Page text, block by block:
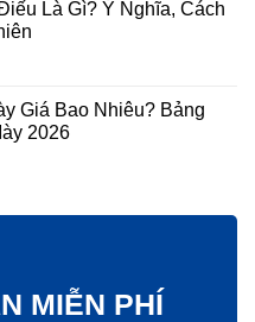
Là Gì? Ý Nghĩa, Cách
Giá Bao Nhiêu? Bảng
2026
MIỄN PHÍ